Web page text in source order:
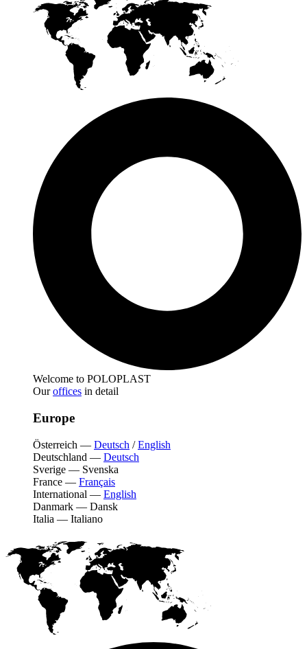
Welcome to POLOPLAST
Ouroffices in detail
Europe
Österreich — Deutsch /English
Deutschland — Deutsch
Sverige — Svenska
France — Français
International — English
Danmark — Dansk
Italia — Italiano